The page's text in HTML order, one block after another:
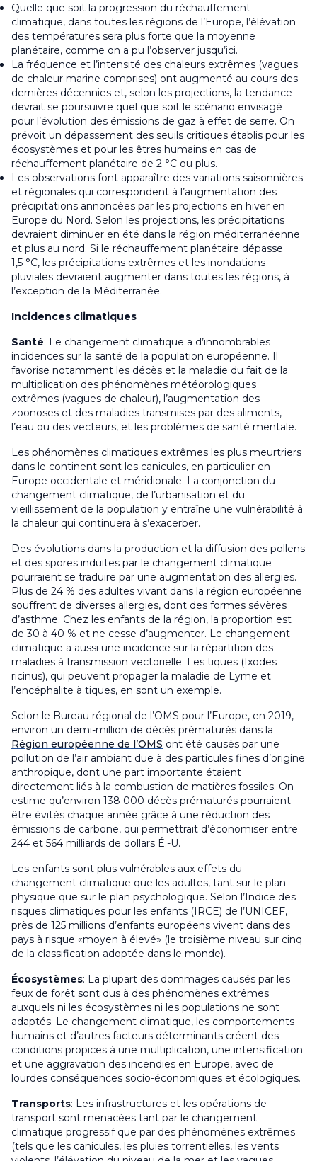
Quelle que soit la progression du réchauffement
climatique, dans toutes les régions de l’Europe, l’élévation
des températures sera plus forte que la moyenne
planétaire, comme on a pu l’observer jusqu’ici.
La fréquence et l’intensité des chaleurs extrêmes (vagues
de chaleur marine comprises) ont augmenté au cours des
dernières décennies et, selon les projections, la tendance
devrait se poursuivre quel que soit le scénario envisagé
pour l’évolution des émissions de gaz à effet de serre. On
prévoit un dépassement des seuils critiques établis pour les
écosystèmes et pour les êtres humains en cas de
réchauffement planétaire de 2 °C ou plus.
Les observations font apparaître des variations saisonnières
et régionales qui correspondent à l’augmentation des
précipitations annoncées par les projections en hiver en
Europe du Nord. Selon les projections, les précipitations
devraient diminuer en été dans la région méditerranéenne
et plus au nord. Si le réchauffement planétaire dépasse
1,5 °C, les précipitations extrêmes et les inondations
pluviales devraient augmenter dans toutes les régions, à
l’exception de la Méditerranée.
Incidences climatiques
Santé: Le changement climatique a d’innombrables
incidences sur la santé de la population européenne. Il
favorise notamment les décès et la maladie du fait de la
multiplication des phénomènes météorologiques
extrêmes (vagues de chaleur), l’augmentation des
zoonoses et des maladies transmises par des aliments,
l’eau ou des vecteurs, et les problèmes de santé mentale.
Les phénomènes climatiques extrêmes les plus meurtriers
dans le continent sont les canicules, en particulier en
Europe occidentale et méridionale. La conjonction du
changement climatique, de l’urbanisation et du
vieillissement de la population y entraîne une vulnérabilité à
la chaleur qui continuera à s’exacerber.
Des évolutions dans la production et la diffusion des pollens
et des spores induites par le changement climatique
pourraient se traduire par une augmentation des allergies.
Plus de 24 % des adultes vivant dans la région européenne
souffrent de diverses allergies, dont des formes sévères
d’asthme. Chez les enfants de la région, la proportion est
de 30 à 40 % et ne cesse d’augmenter. Le changement
climatique a aussi une incidence sur la répartition des
maladies à transmission vectorielle. Les tiques (Ixodes
ricinus), qui peuvent propager la maladie de Lyme et
l’encéphalite à tiques, en sont un exemple.
Selon le Bureau régional de l’OMS pour l’Europe, en 2019,
environ un demi-million de décès prématurés dans la
Région européenne de l’OMS ont été causés par une
pollution de l’air ambiant due à des particules fines d’origine
anthropique, dont une part importante étaient
directement liés à la combustion de matières fossiles. On
estime qu’environ 138 000 décès prématurés pourraient
être évités chaque année grâce à une réduction des
émissions de carbone, qui permettrait d’économiser entre
244 et 564 milliards de dollars É.-U.
Les enfants sont plus vulnérables aux effets du
changement climatique que les adultes, tant sur le plan
physique que sur le plan psychologique. Selon l’Indice des
risques climatiques pour les enfants (IRCE) de l’UNICEF,
près de 125 millions d’enfants européens vivent dans des
pays à risque «moyen à élevé» (le troisième niveau sur cinq
de la classification adoptée dans le monde).
Écosystèmes: La plupart des dommages causés par les
feux de forêt sont dus à des phénomènes extrêmes
auxquels ni les écosystèmes ni les populations ne sont
adaptés. Le changement climatique, les comportements
humains et d’autres facteurs déterminants créent des
conditions propices à une multiplication, une intensification
et une aggravation des incendies en Europe, avec de
lourdes conséquences socio-économiques et écologiques.
Transports: Les infrastructures et les opérations de
transport sont menacées tant par le changement
climatique progressif que par des phénomènes extrêmes
(tels que les canicules, les pluies torrentielles, les vents